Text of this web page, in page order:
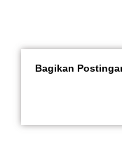
Bagikan